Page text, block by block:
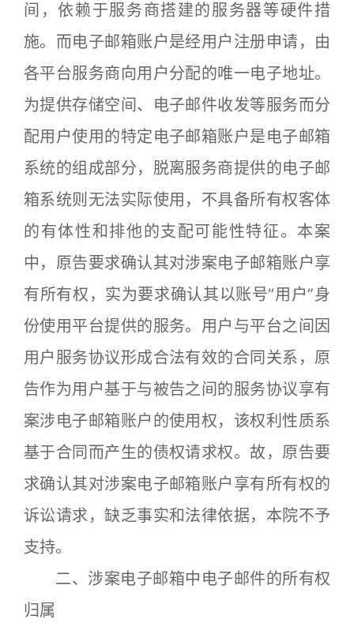
间，依赖于服务商搭建的服务器等硬件措
施。而电子邮箱账户是经用户注册申请，由
各平台服务商向用户分配的唯一电子地址。
为提供存储空间、电子邮件收发等服务而分
配用户使用的特定电子邮箱账户是电子邮箱
系统的组成部分，脱离服务商提供的电子邮
箱系统则无法实际使用，不具备所有权客体
的有体性和排他的支配可能性特征。本案
中，原告要求确认其对涉案电子邮箱账户享
有所有权，实为要求确认其以账号“用户”身
份使用平台提供的服务。用户与平台之间因
用户服务协议形成合法有效的合同关系，原
告作为用户基于与被告之间的服务协议享有
案涉电子邮箱账户的使用权，该权利性质系
基于合同而产生的债权请求权。故，原告要
求确认其对涉案电子邮箱账户享有所有权的
诉讼请求，缺乏事实和法律依据，本院不予
支持。
二、涉案电子邮箱中电子邮件的所有权
归属